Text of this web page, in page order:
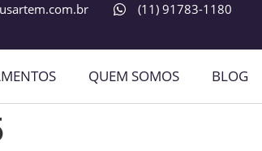
(11) 91783-1180
QUEM SOMOS BLOG